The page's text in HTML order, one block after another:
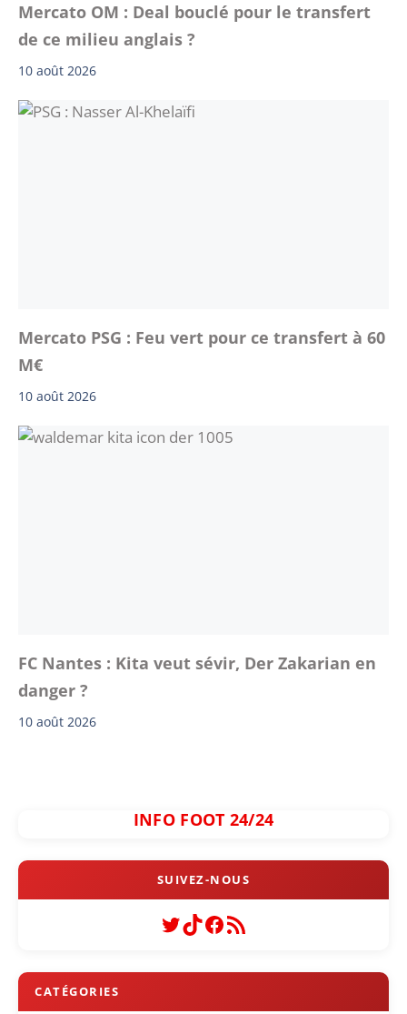
Mercato OM : Deal bouclé pour le transfert
de ce milieu anglais ?
10 août 2026
Mercato PSG : Feu vert pour ce transfert à 60
M€
10 août 2026
FC Nantes : Kita veut sévir, Der Zakarian en
danger ?
10 août 2026
INFO FOOT 24/24
Twitter
TikTok
Facebook
Flux RSS